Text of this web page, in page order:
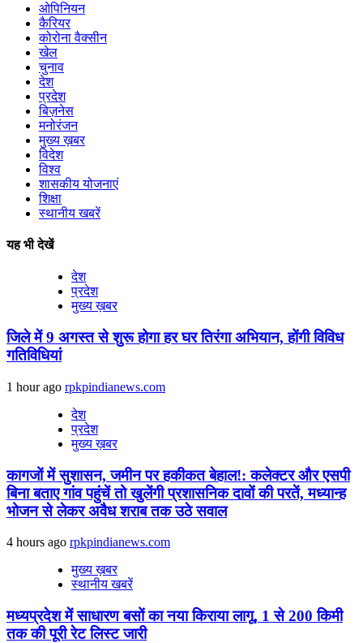
ओपिनियन
कैरियर
कोरोना वैक्सीन
खेल
चुनाव
देश
प्रदेश
बिज़नेस
मनोरंजन
मुख्य ख़बर
विदेश
विश्व
शासकीय योजनाएं
शिक्षा
स्थानीय खबरें
यह भी देखें
देश
प्रदेश
मुख्य ख़बर
जिले में 9 अगस्‍त से शुरू होगा हर घर तिरंगा अभियान, होंगी विविध
गतिविधियां
1 hour ago rpkpindianews.com
देश
प्रदेश
मुख्य ख़बर
कागजों में सुशासन, जमीन पर हकीकत बेहाल!: कलेक्टर और एसपी
बिना बताए गांव पहुंचें तो खुलेंगी प्रशासनिक दावों की परतें, मध्यान्ह
भोजन से लेकर अवैध शराब तक उठे सवाल
4 hours ago rpkpindianews.com
मुख्य ख़बर
स्थानीय खबरें
मध्यप्रदेश में साधारण बसों का नया किराया लागू, 1 से 200 किमी
तक की पूरी रेट लिस्ट जारी